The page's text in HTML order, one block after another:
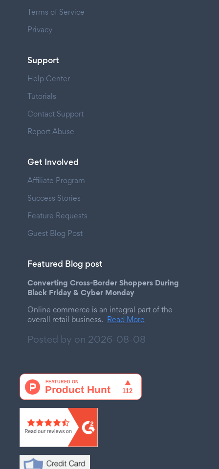
Terms of Service
Privacy
Support
Help Center
Tutorials
Contact Support
Report Abuse
Get Involved
Affiliate Program
Success Stories
Feature Requests
Guest Blog Post
Featured Blog post
Converting Cross-Border Shoppers During
Black Friday & Cyber Monday
Online commerce is an integral part of the
overall retail business. Read More
Posted by on 2026-08-08